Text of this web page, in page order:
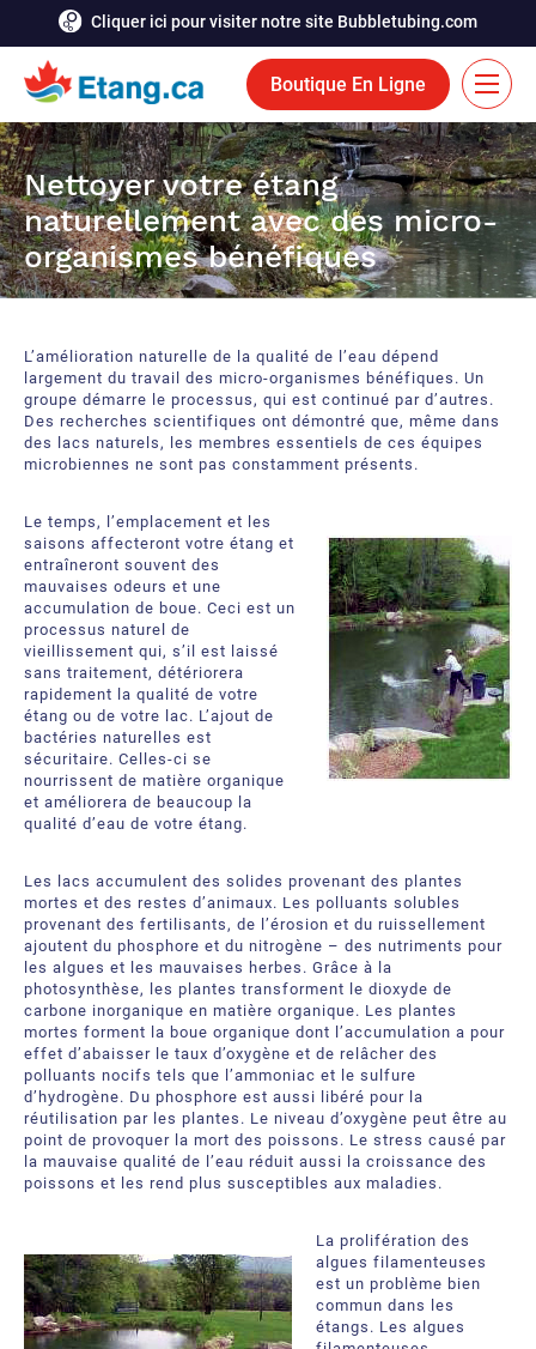
Cliquer ici pour visiter notre site Bubbletubing.com
Boutique En Ligne
EN
Solutions
Aération
Fontaines flottantes
Bioaugmentation
Outils et accessoires aquatiques
Rideaux de bulles
Services
Ressources
Carrière
Demandez une soumission
À propos
Certificats et Accréditations
Bureaux et partenaires internationaux
Foire aux Questions
Ressources téléchargeables
Nettoyer votre étang
naturellement avec des micro-
organismes bénéfiques
L’amélioration naturelle de la qualité de l’eau dépend
largement du travail des micro-organismes bénéfiques. Un
groupe démarre le processus, qui est continué par d’autres.
Des recherches scientifiques ont démontré que, même dans
des lacs naturels, les membres essentiels de ces équipes
microbiennes ne sont pas constamment présents.
Le temps, l’emplacement et les
saisons affecteront votre étang et
entraîneront souvent des
mauvaises odeurs et une
accumulation de boue. Ceci est un
processus naturel de
vieillissement qui, s’il est laissé
sans traitement, détériorera
rapidement la qualité de votre
étang ou de votre lac. L’ajout de
bactéries naturelles est
sécuritaire. Celles-ci se
nourrissent de matière organique
et améliorera de beaucoup la
qualité d’eau de votre étang.
Les lacs accumulent des solides provenant des plantes
mortes et des restes d’animaux. Les polluants solubles
provenant des fertilisants, de l’érosion et du ruissellement
ajoutent du phosphore et du nitrogène – des nutriments pour
les algues et les mauvaises herbes. Grâce à la
photosynthèse, les plantes transforment le dioxyde de
carbone inorganique en matière organique. Les plantes
mortes forment la boue organique dont l’accumulation a pour
effet d’abaisser le taux d’oxygène et de relâcher des
polluants nocifs tels que l’ammoniac et le sulfure
d’hydrogène. Du phosphore est aussi libéré pour la
réutilisation par les plantes. Le niveau d’oxygène peut être au
point de provoquer la mort des poissons. Le stress causé par
la mauvaise qualité de l’eau réduit aussi la croissance des
poissons et les rend plus susceptibles aux maladies.
La prolifération des
algues filamenteuses
est un problème bien
commun dans les
étangs. Les algues